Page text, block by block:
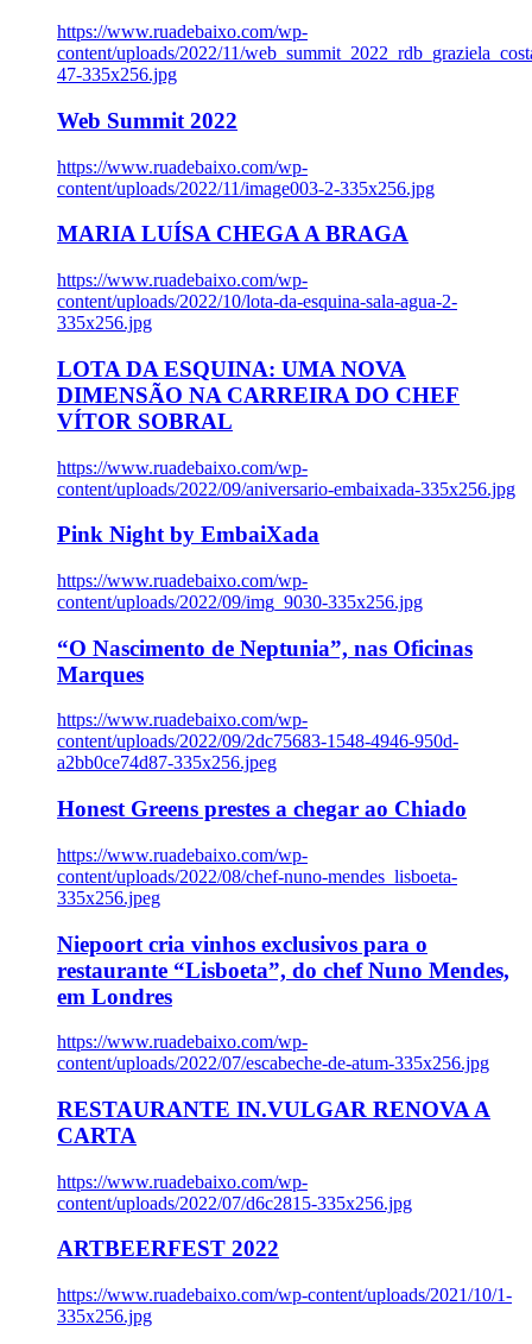
https://www.ruadebaixo.com/wp-
content/uploads/2022/11/
47-335x256.jpg
Web Summit 2022
https://www.ruadebaixo.com/wp-
content/uploads/2022/11/image003-2-335x256.jpg
MARIA LUÍSA CHEGA A BRAGA
https://www.ruadebaixo.com/wp-
content/uploads/2022/10/lota-da-esquina-sala-agua-2-
335x256.jpg
LOTA DA ESQUINA: UMA NOVA
DIMENSÃO NA CARREIRA DO CHEF
VÍTOR SOBRAL
https://www.ruadebaixo.com/wp-
content/uploads/2022/09/aniversario-embaixada-335x256.jpg
Pink Night by EmbaiXada
https://www.ruadebaixo.com/wp-
content/uploads/2022/09/img_9030-335x256.jpg
“O Nascimento de Neptunia”, nas Oficinas
Marques
https://www.ruadebaixo.com/wp-
content/uploads/2022/09/2dc75683-1548-4946-950d-
a2bb0ce74d87-335x256.jpeg
Honest Greens prestes a chegar ao Chiado
https://www.ruadebaixo.com/wp-
content/uploads/2022/08/chef-nuno-mendes_lisboeta-
335x256.jpeg
Niepoort cria vinhos exclusivos para o
restaurante “Lisboeta”, do chef Nuno Mendes,
em Londres
https://www.ruadebaixo.com/wp-
content/uploads/2022/07/escabeche-de-atum-335x256.jpg
RESTAURANTE IN.VULGAR RENOVA A
CARTA
https://www.ruadebaixo.com/wp-
content/uploads/2022/07/d6c2815-335x256.jpg
ARTBEERFEST 2022
https://www.ruadebaixo.com/wp-content/uploads/2021/10/1-
335x256.jpg